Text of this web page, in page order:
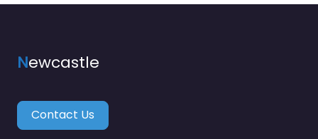
Newcastle
Contact Us